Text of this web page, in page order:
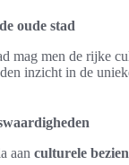
oude stad
mag men de rijke
inzicht in de
aan culturele